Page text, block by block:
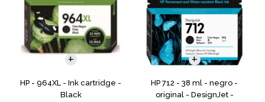
HP - 964XL - Ink cartridge -
Black
HP 712 - 38 ml - negro -
original - DesignJet -